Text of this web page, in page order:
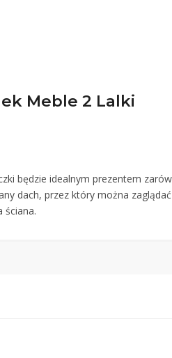
Meble 2 Lalki
będzie idealnym prezentem
dach, przez który można
ściana.